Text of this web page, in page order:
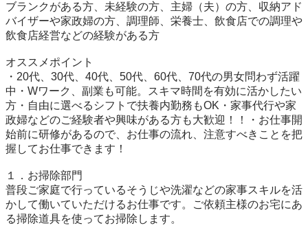
ブランクがある方、未経験の方、主婦（夫）の方、収納アド
バイザーや家政婦の方、調理師、栄養士、飲食店での調理や
飲食店経営などの経験がある方
オススメポイント
・20代、30代、40代、50代、60代、70代の男女問わず活躍
中・Wワーク、副業も可能。スキマ時間を有効に活かしたい
方・自由に選べるシフトで扶養内勤務もOK・家事代行や家
政婦などのご経験者や興味がある方も大歓迎！！・お仕事開
始前に研修があるので、お仕事の流れ、注意すべきことを把
握してお仕事できます！
１．お掃除部門
普段ご家庭で行っているそうじや洗濯などの家事スキルを活
かして働いていただけるお仕事です。ご依頼主様のお宅にあ
る掃除道具を使ってお掃除します。